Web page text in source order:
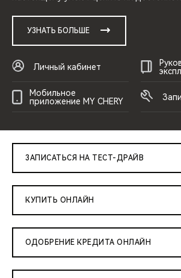
УЗНАТЬ БОЛЬШЕ
Личный кабинет
Мобильное
приложение MY CHERY
ЗАПИСАТЬСЯ НА ТЕСТ-ДРАЙВ
КУПИТЬ ОНЛАЙН
ОДОБРЕНИЕ КРЕДИТА ОНЛАЙН